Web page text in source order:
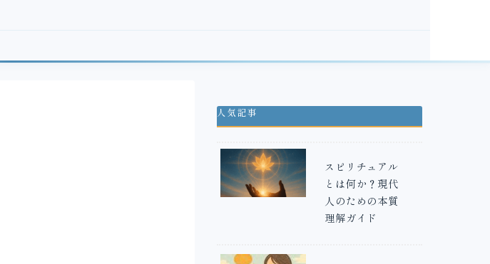
人気記事
スピリチュアル
とは何か？現代
人のための本質
理解ガイド